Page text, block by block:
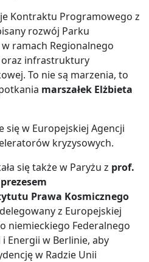
Kontraktu Programowego z
rozwój Parku
ramach Regionalnego
infrastruktury
To nie są marzenia, to
marszałek Elżbieta
się w Europejskiej Agencji
kryzysowych.
się także w Paryżu z prof.
Prawa Kosmicznego
z Europejskiej
niemieckiego Federalnego
Energii w Berlinie, aby
w Radzie Unii